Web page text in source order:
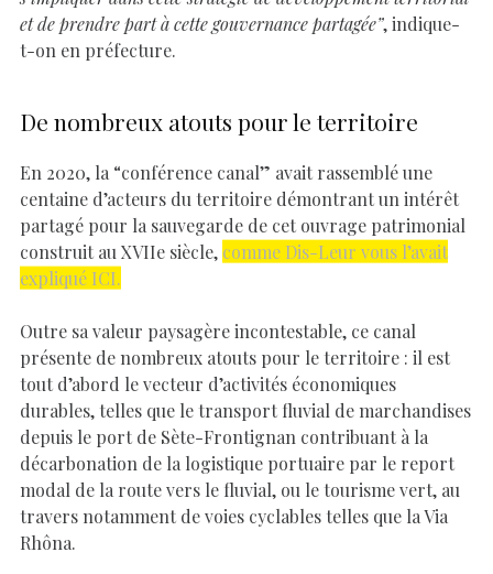
et de prendre part à cette gouvernance partagée”, indique-
t-on en préfecture.
De nombreux atouts pour le territoire
En 2020, la “conférence canal” avait rassemblé une
centaine d’acteurs du territoire démontrant un intérêt
partagé pour la sauvegarde de cet ouvrage patrimonial
construit au XVIIe siècle, comme Dis-Leur vous l’avait
expliqué ICI.
Outre sa valeur paysagère incontestable, ce canal
présente de nombreux atouts pour le territoire : il est
tout d’abord le vecteur d’activités économiques
durables, telles que le transport fluvial de marchandises
depuis le port de Sète-Frontignan contribuant à la
décarbonation de la logistique portuaire par le report
modal de la route vers le fluvial, ou le tourisme vert, au
travers notamment de voies cyclables telles que la Via
Rhôna.